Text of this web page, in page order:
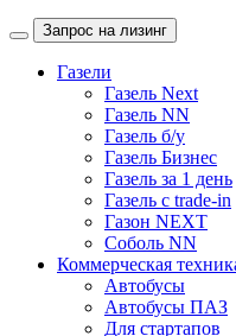
Запрос на лизинг
Газели
Газель Next
Газель NN
Газель б/у
Газель Бизнес
Газель за 1 день
Газель с trade-in
Газон NEXT
Соболь NN
Коммерческая
Автобусы
Автобусы ПАЗ
Для стартапов